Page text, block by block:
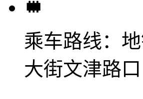
乘车路线：
大街文津路口